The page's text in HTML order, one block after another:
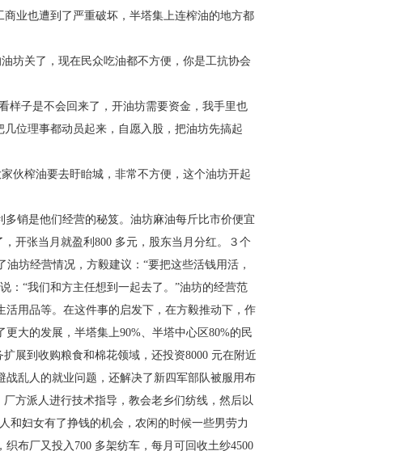
商业也遭到了严重破坏，半塔集上连榨油的地方都
坊关了，现在民众吃油都不方便， 你是工抗协会
样子是不会回来了，开油坊需要资金，我手里也
位理事都动员起来， 自愿入股，把油坊先搞起
伙榨油要去盱眙城，非常不方便， 这个油坊开起
多销是他们经营的秘笈。油坊麻油每斤比市价便宜
开张当月就盈利 800 多元，股东当月分红。３个
油坊经营情况，方毅建议：“要把这些活钱用活，
：“我们和方主任想到一起去了。”油坊的经营范
活用品等。在这件事的启发下，在方毅推动下，作
更大的发展，半塔集上90%、半塔中心区80%的民
扩展到收购粮食和棉花领域，还投资8000 元在附近
战乱人的就业问题，还解决了新四军部队被服用布
方派人进行技术指导，教会老乡们纺线，然后以
和妇女有了挣钱的机会，农闲的时候一些男劳力
织布厂又投入700 多架纺车，每月可回收土纱4500